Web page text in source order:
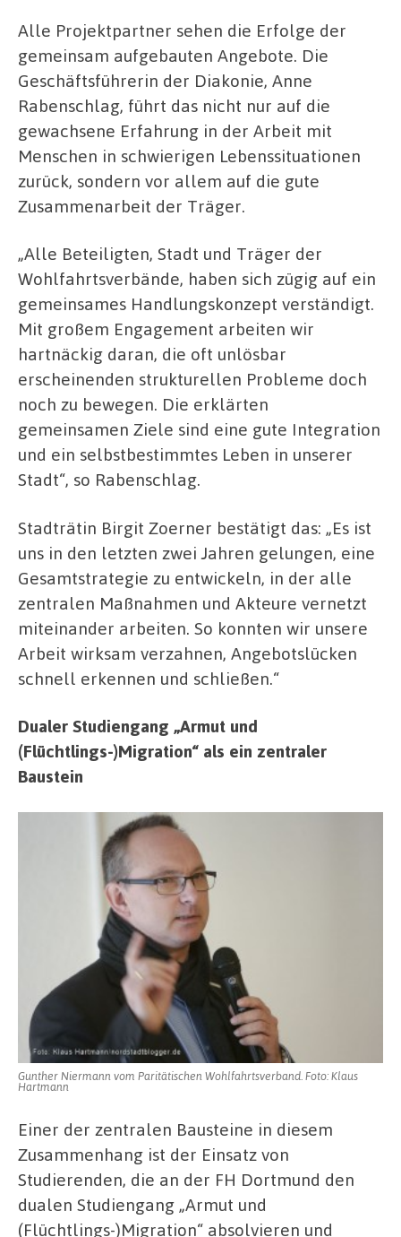
Alle Projektpartner sehen die Erfolge der
gemeinsam aufgebauten Angebote. Die
Geschäftsführerin der Diakonie, Anne
Rabenschlag, führt das nicht nur auf die
gewachsene Erfahrung in der Arbeit mit
Menschen in schwierigen Lebenssituationen
zurück, sondern vor allem auf die gute
Zusammenarbeit der Träger.
„Alle Beteiligten, Stadt und Träger der
Wohlfahrtsverbände, haben sich zügig auf ein
gemeinsames Handlungskonzept verständigt.
Mit großem Engagement arbeiten wir
hartnäckig daran, die oft unlösbar
erscheinenden strukturellen Probleme doch
noch zu bewegen. Die erklärten
gemeinsamen Ziele sind eine gute Integration
und ein selbstbestimmtes Leben in unserer
Stadt“, so Rabenschlag.
Stadträtin Birgit Zoerner bestätigt das: „Es ist
uns in den letzten zwei Jahren gelungen, eine
Gesamtstrategie zu entwickeln, in der alle
zentralen Maßnahmen und Akteure vernetzt
miteinander arbeiten. So konnten wir unsere
Arbeit wirksam verzahnen, Angebotslücken
schnell erkennen und schließen.“
Dualer Studiengang „Armut und
(Flüchtlings-)Migration“ als ein zentraler
Baustein
Gunther Niermann vom Paritätischen Wohlfahrtsverband. Foto: Klaus
Hartmann
Einer der zentralen Bausteine in diesem
Zusammenhang ist der Einsatz von
Studierenden, die an der FH Dortmund den
dualen Studiengang „Armut und
(Flüchtlings-)Migration“ absolvieren und